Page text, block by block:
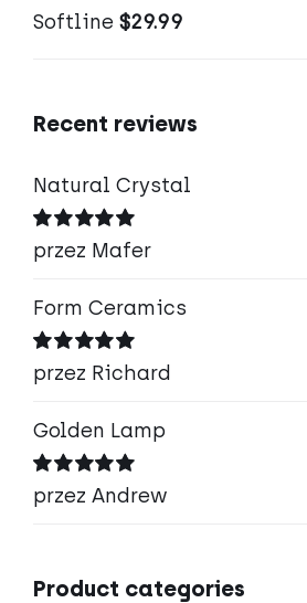
Softline $29.99
Recent reviews
Natural Crystal
Oceniono5
na 5
przez Mafer
Form Ceramics
Oceniono5
na 5
przez Richard
Golden Lamp
Oceniono5
na 5
przez Andrew
Product categories